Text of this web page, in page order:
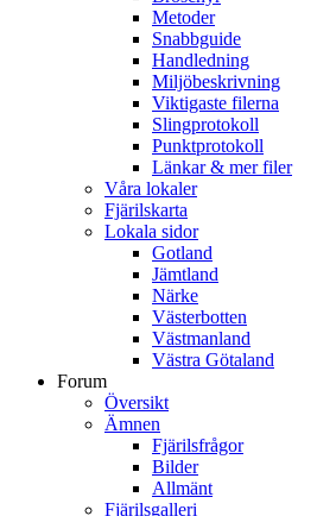
Metoder
Snabbguide
Handledning
Miljöbeskrivning
Viktigaste filerna
Slingprotokoll
Punktprotokoll
Länkar & mer filer
Våra lokaler
Fjärilskarta
Lokala sidor
Gotland
Jämtland
Närke
Västerbotten
Västmanland
Västra Götaland
Forum
Översikt
Ämnen
Fjärilsfrågor
Bilder
Allmänt
Fjärilsgalleri